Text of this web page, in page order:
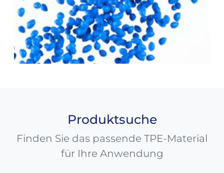
Produktsuche
Finden Sie das passende TPE-Material
für Ihre Anwendung